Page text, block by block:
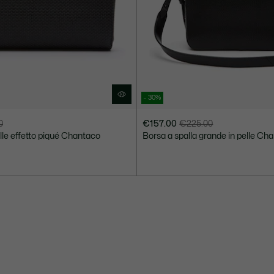
effetto piqué Chantaco
- 30%
€157.00
Prezzo
dopo
€157.00
€225.00
Prezzo
originale
sconto:
Borsa a spalla grande in pelle